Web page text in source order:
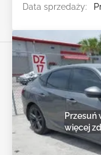
Data sprzedaży:
Przesuń
więcej